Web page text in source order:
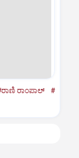
ರಾಂಪಾಲ್‌
#